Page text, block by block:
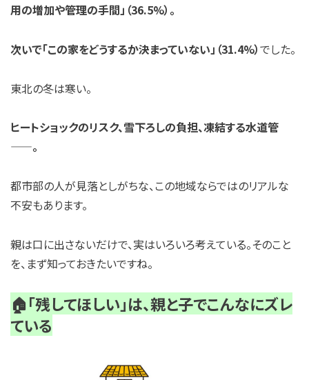
用の増加や管理の手間」（36.5%）。
次いで「この家をどうするか決まっていない」（31.4%）でした。
東北の冬は寒い。
ヒートショックのリスク、雪下ろしの負担、凍結する水道管
——。
都市部の人が見落としがちな、この地域ならではのリアルな
不安もあります。
親は口に出さないだけで、実はいろいろ考えている。そのこと
を、まず知っておきたいですね。
🏠「残してほしい」は、親と子でこんなにズレ
ている